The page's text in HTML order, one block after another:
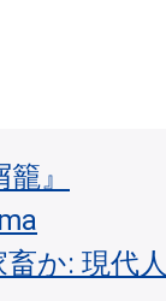
』
か: 現代